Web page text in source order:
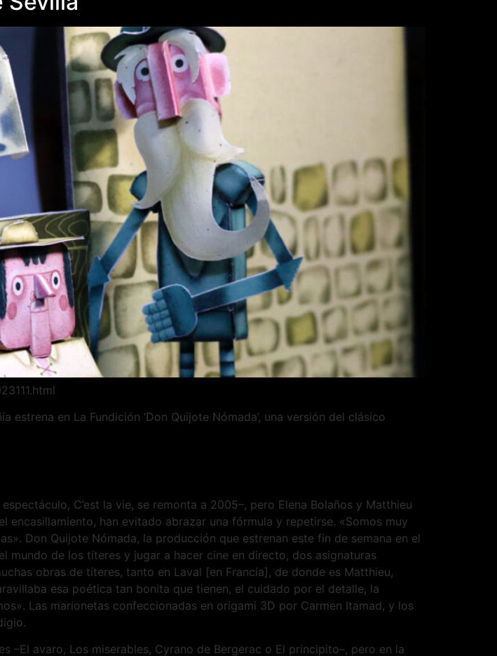
estrena en La Fundición ‘Don Quijote Nómada’, una versión del clásico
C’est la vie, se remonta a 2005–, pero Elena Bolaños y Matthieu
han evitado abrazar una fórmula y repetirse. «Somos muy
Don Quijote Nómada, la producción que estrenan este fin de semana en el
mundo de los títeres y jugar a hacer cine en directo, dos asignaturas
obras de títeres, tanto en Laval [en Francia], de donde es Matthieu,
esa poética tan bonita que tienen, el cuidado por el detalle, la
Las marionetas confeccionadas en origami 3D por Carmen Itamad, y los
–El avaro, Los miserables, Cyrano de Bergerac o El principito–, pero en la